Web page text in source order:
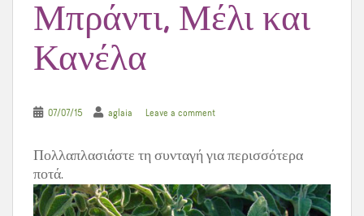
Μπράντι, Μέλι και
Κανέλα
07/07/15 aglaia Leave a comment
Πολλαπλασιάστε τη συνταγή για περισσότερα
ποτά.